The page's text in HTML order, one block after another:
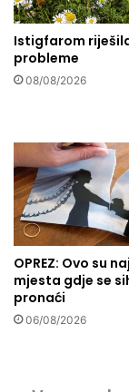
:
K
n
j
k
a
o
s
v
j
e
t
l
o
Istigfarom
probleme
08/08/2026
OPREZ: Ovo su
mjesta gdje se
pronaći
06/08/2026